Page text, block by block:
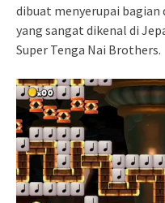
dibuat menyerupai
yang sangat dikenal di
Super Tenga Nai Brothers.